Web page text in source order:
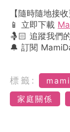
【隨時隨地接
📱 立即下載
🤱🏻 追蹤我們
🔔 訂閱
標籤:
家庭關係